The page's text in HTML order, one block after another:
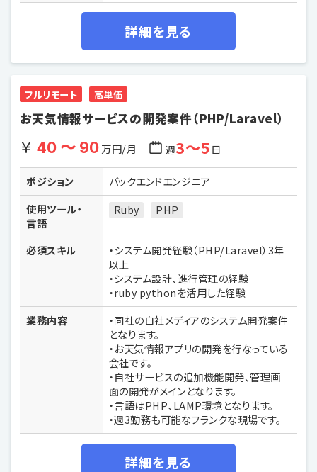
詳細を見る
フルリモート 高単価
お天気情報サービスの開発案件（PHP/Laravel）
40 〜 90万円/月 週3〜5日
ポジション
バックエンドエンジニア
使用ツール・
言語
Ruby PHP
必須スキル
・システム開発経験（PHP/Laravel）3年
以上
・システム設計、進行管理の経験
・ruby pythonを活用した経験
業務内容
・同社の自社メディアのシステム開発案件
となります。
・お天気情報アプリの開発を行なっている
会社です。
・自社サービスの追加機能開発、管理画
面の開発がメインとなります。
・言語はPHP、LAMP環境となります。
・週3勤務も可能なフランクな現場です。
詳細を見る